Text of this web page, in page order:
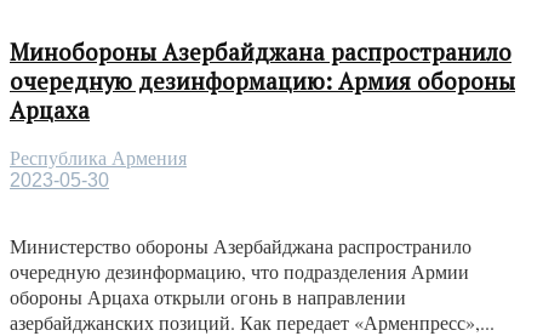
Минобороны Азербайджана распространило
очередную дезинформацию: Армия обороны
Арцаха
Республика Армения
2023-05-30
Министерство обороны Азербайджана распространило
очередную дезинформацию, что подразделения Армии
обороны Арцаха открыли огонь в направлении
азербайджанских позиций. Как передает «Арменпресс»,...